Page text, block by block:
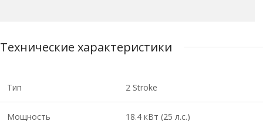
Технические характеристики
Тип 2 Stroke
Мощность 18.4 кВт (25 л.с.)